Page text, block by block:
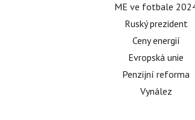
ME ve fotbale
Ruský prezident
Ceny energií
Evropská unie
Penzijní reforma
Vynález